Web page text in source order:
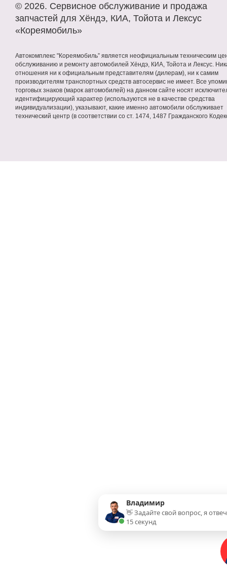
© 2026. Сервисное обслуживание и продажа
запчастей для Хёндэ, КИА, Тойота и Лексус
«Кореямобиль»
Автокомплекс "Кореямобиль” является неофициальным техническим
обслуживанию и ремонту автомобилей Хёндэ, КИА, Тойота и Лексус.
отношения ни к официальным представителям (дилерам), ни к самим
производителям транспортных средств автосервис не имеет. Все
торговых знаков (марок автомобилей) на данном сайте носят
идентифицирующий характер (используются не в качестве средства
индивидуализации), указывают, какие именно автомобили обслуживает
технический центр (в соответствии со ст. 1474, 1487 Гражданского
Владимир
👋 Задайте свой вопрос, я
15 секунд